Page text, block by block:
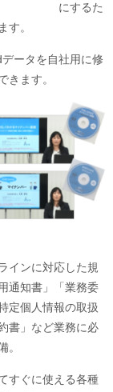
にするた
す。
ータを自社用に修
きます。
インに対応した規
通知書」「業務委
定個人情報の取扱
書」など業務に必
。
すぐに使える各種